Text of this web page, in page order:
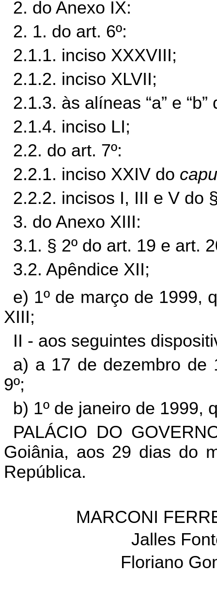
2. do Anexo IX:
2. 1. do art. 6º:
2.1.1. inciso XXXVIII;
2.1.2. inciso XLVII;
2.1.3. às alíneas “a” e
2.1.4. inciso LI;
2.2. do art. 7º:
2.2.1. inciso XXIV do
2.2.2. incisos I, III e V do
3. do Anexo XIII:
3.1. § 2º do art. 19 e art.
3.2. Apêndice XII;
e) 1º de março de 1999,
XIII;
II - aos seguintes
a) a 17 de dezembro de
9º;
b) 1º de janeiro de 1999,
PALÁCIO DO
Goiânia, aos 29 dias do
República.
MARCONI
Jalles
Floriano